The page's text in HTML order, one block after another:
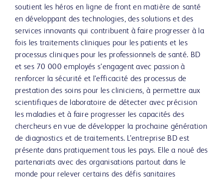
soutient les héros en ligne de front en matière de santé
en développant des technologies, des solutions et des
services innovants qui contribuent à faire progresser à la
fois les traitements cliniques pour les patients et les
processus cliniques pour les professionnels de santé. BD
et ses 70 000 employés s’engagent avec passion à
renforcer la sécurité et l’efficacité des processus de
prestation des soins pour les cliniciens, à permettre aux
scientifiques de laboratoire de détecter avec précision
les maladies et à faire progresser les capacités des
chercheurs en vue de développer la prochaine génération
de diagnostics et de traitements. L’entreprise BD est
présente dans pratiquement tous les pays. Elle a noué des
partenariats avec des organisations partout dans le
monde pour relever certains des défis sanitaires